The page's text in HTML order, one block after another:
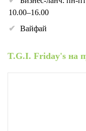
10.00–16.00
Вайфай
T.G.I. Friday's на